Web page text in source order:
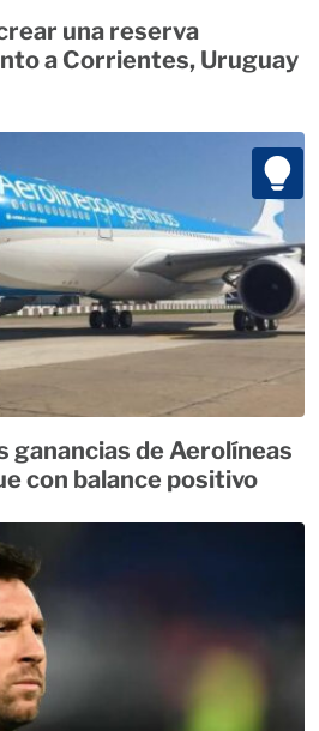
una reserva
a Corrientes, Uruguay
ganancias de Aerolíneas
con balance positivo